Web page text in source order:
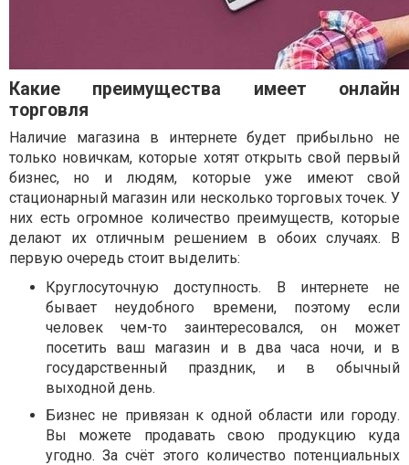
Какие преимущества имеет онлайн
торговля
Наличие магазина в интернете будет прибыльно не
только новичкам, которые хотят открыть свой первый
бизнес, но и людям, которые уже имеют свой
стационарный магазин или несколько торговых точек. У
них есть огромное количество преимуществ, которые
делают их отличным решением в обоих случаях. В
первую очередь стоит выделить:
Круглосуточную доступность. В интернете не
бывает неудобного времени, поэтому если
человек чем-то заинтересовался, он может
посетить ваш магазин и в два часа ночи, и в
государственный праздник, и в обычный
выходной день.
Бизнес не привязан к одной области или городу.
Вы можете продавать свою продукцию куда
угодно. За счёт этого количество потенциальных